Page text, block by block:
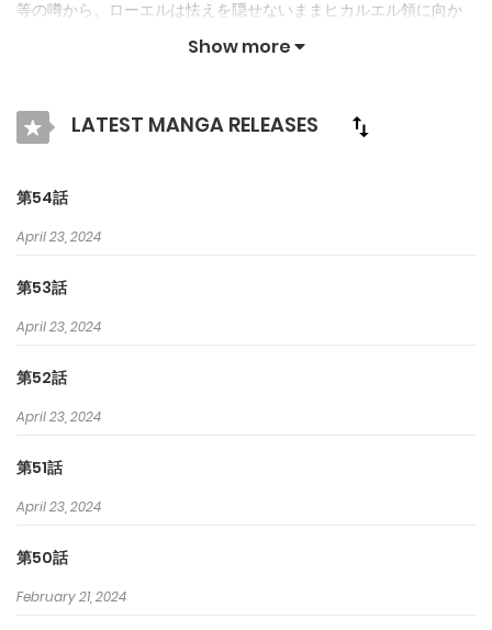
等の噂から、ローエルは怯えを隠せないままヒカルエル領に向か
う。 しかし、ヒカルエル領でローエルを待っていたのは、黒髪の
虐待を受けて育ったローエルは、噂とは異なる公子の姿と公爵家
の温かい雰囲気に戸惑いつつも幸せを感じる。 「どうかここにず
入り生活が始まる!?
Show more
LATEST MANGA RELEASES
第54話
April 23, 2024
第53話
April 23, 2024
第52話
April 23, 2024
第51話
April 23, 2024
第50話
February 21, 2024